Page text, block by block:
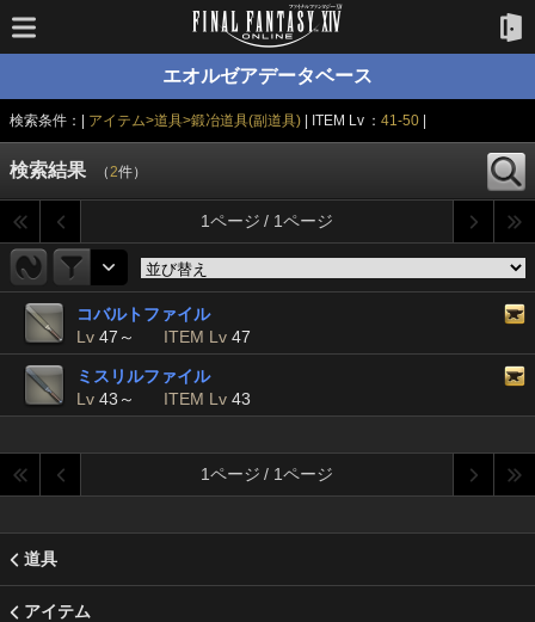
エオルゼアデータベース
検索条件：| アイテム>道具>鍛冶道具(副道具) | ITEM Lv ：41-50
検索結果 （2件）
1ページ / 1ページ
コバルトファイル
Lv 47～ ITEM Lv 47
ミスリルファイル
Lv 43～ ITEM Lv 43
1ページ / 1ページ
道具
アイテム